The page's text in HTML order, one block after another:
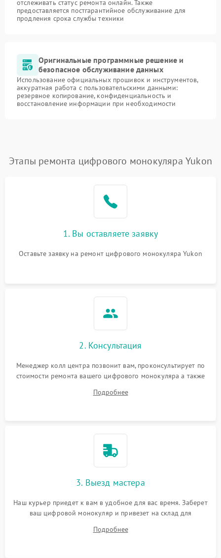
отслеживать статус ремонта онлайн. Также
предоставляется постгарантийное обслуживание для
продления срока службы техники
Оригинальные программные решение и
безопасное обслуживание данных
Использование официальных прошивок и инструментов,
аккуратная работа с пользовательскими данными:
резервное копирование, конфиденциальность и
восстановление информации при необходимости
Этапы ремонта цифрового монокуляра Yukon
1. Вы оставляете заявку
Оставьте заявку на ремонт цифрового монокуляра Yukon
2. Консультация
Менеджер колл центра позвонит вам, проконсультирует по
стоимости ремонта вашего цифрового монокуляра а также
Подробнее
3. Выезд мастера
Наш курьер приедет к вам в удобное для вас время. Заберет
ваш цифровой монокуляр и привезет на склад для
Подробнее